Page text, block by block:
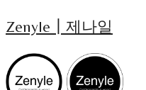
Zenyle┃제나일